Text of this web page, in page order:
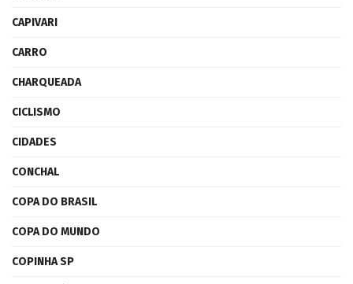
CAPIVARI
CARRO
CHARQUEADA
CICLISMO
CIDADES
CONCHAL
COPA DO BRASIL
COPA DO MUNDO
COPINHA SP